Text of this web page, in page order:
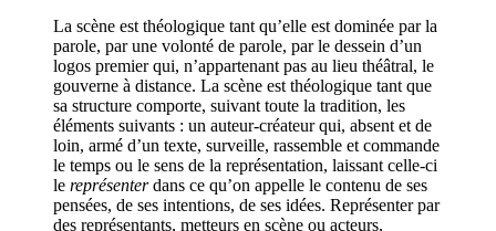
La scène est théologique tant qu’elle est dominée par la
parole, par une volonté de parole, par le dessein d’un
logos premier qui, n’appartenant pas au lieu théâtral, le
gouverne à distance. La scène est théologique tant que
sa structure comporte, suivant toute la tradition, les
éléments suivants : un auteur-créateur qui, absent et de
loin, armé d’un texte, surveille, rassemble et commande
le temps ou le sens de la représentation, laissant celle-ci
le représenterdans ce qu’on appelle le contenu de ses
pensées, de ses intentions, de ses idées. Représenter par
des représentants, metteurs en scène ou acteurs,